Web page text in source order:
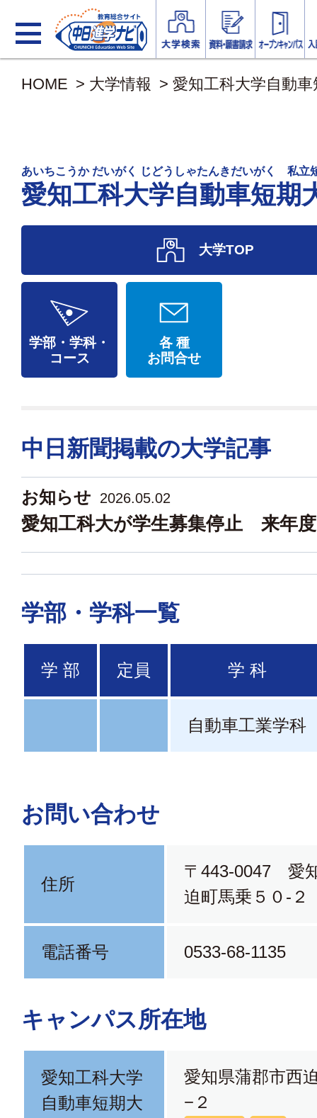
HOME > 大学情報 > 愛知工科大学自動
あいちこうか だいがく じどうしゃたんきだいがく 私
愛知工科大学自動車短期
大学TOP
学部・学科・
コース
各 種
お問合せ
中日新聞掲載の大学記事
お知らせ 2026.05.02
愛知工科大が学生募集停止 来年
学部・学科一覧
学 部 定員 学 科
自動車工業学科
お問い合わせ
住所
〒443-0047 愛
迫町馬乗５０-２
電話番号 0533-68-1135
キャンパス所在地
愛知工科大学
自動車短期大
愛知県蒲郡市西
−２